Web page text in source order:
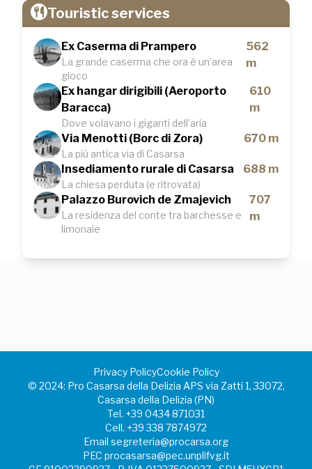
Touristic services
Ex Caserma di Prampero
La grande caserma che ora è un’area
gioco
562
m
Ex hangar dirigibili (Aeroporto
Baracca)
Dove volavano i giganti dell’aria
610
m
Via Menotti (Borc di Zora)
La più antica via di Casarsa
670 m
Insediamento rurale di Casarsa
La chiesa perduta (e ritrovata)
688 m
Palazzo Burovich de Zmajevich
La residenza del conte tra barchesse e
limonaie
707
m
Privacy PolicyCookie Policy
©️ 2024: Pro Casarsa della Delizia APS via Zatti 1, 33072,
Casarsa della Delizia (PN)
Tel. +39 0434 871031
Cell. +39 338 7874972
Email segreteria@procarsa.org
PEC procasarsa@pec.unplifvg.it